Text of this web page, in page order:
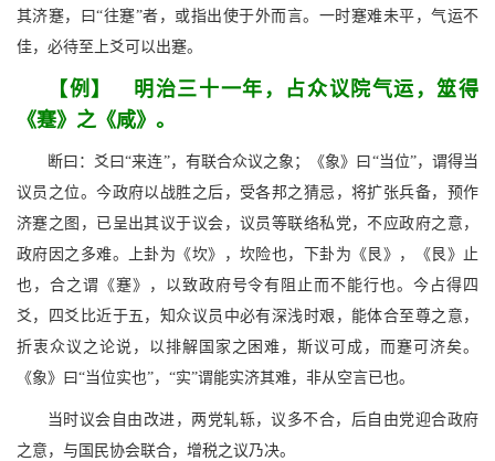
其济蹇，曰“往蹇”者，或指出使于外而言。一时蹇难未平，气运不
佳，必待至上爻可以出蹇。
【例】 明治三十一年，占众议院气运，筮得
《蹇》之《咸》。
断曰：爻曰“来连”，有联合众议之象；《象》曰“当位”，谓得当
议员之位。今政府以战胜之后，受各邦之猜忌，将扩张兵备，预作
济蹇之图，已呈出其议于议会，议员等联络私党，不应政府之意，
政府因之多难。上卦为《坎》，坎险也，下卦为《艮》，《艮》止
也，合之谓《蹇》，以致政府号令有阻止而不能行也。今占得四
爻，四爻比近于五，知众议员中必有深浅时艰，能体合至尊之意，
折衷众议之论说，以排解国家之困难，斯议可成，而蹇可济矣。
《象》曰“当位实也”，“实”谓能实济其难，非从空言已也。
当时议会自由改进，两党轧轹，议多不合，后自由党迎合政府
之意，与国民协会联合，增税之议乃决。